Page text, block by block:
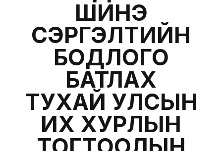
ШИНЭ
СЭРГЭЛТИЙН
БОДЛОГО
БАТЛАХ
ТУХАЙ УЛСЫН
ИХ ХУРЛЫН